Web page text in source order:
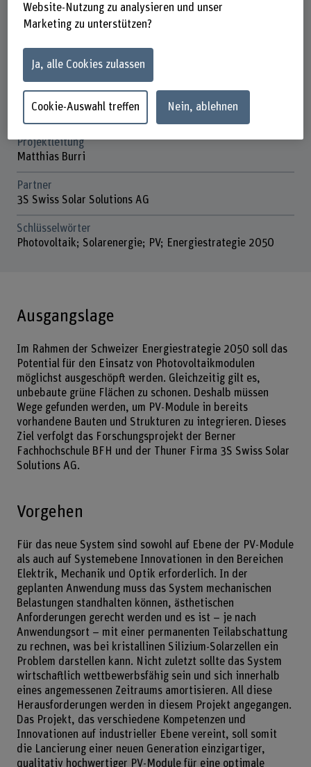
Forschungseinheit(en)
IEM / Photovoltaiksysteme
Förderorganisation
Innosuisse
Laufzeit (geplant)
01.08.2021 - 01.08.2024
Projektleitung
Matthias Burri
Partner
3S Swiss Solar Solutions AG
Schlüsselwörter
Photovoltaik; Solarenergie; PV; Energiestrategie 2050
Ausgangslage
Im Rahmen der Schweizer Energiestrategie 2050 soll das
Potential für den Einsatz von Photovoltaikmodulen
möglichst ausgeschöpft werden. Gleichzeitig gilt es,
unbebaute grüne Flächen zu schonen. Deshalb müssen
Wege gefunden werden, um PV-Module in bereits
vorhandene Bauten und Strukturen zu integrieren. Dieses
Ziel verfolgt das Forschungsprojekt der Berner
Fachhochschule BFH und der Thuner Firma 3S Swiss Solar
Solutions AG.
Vorgehen
Für das neue System sind sowohl auf Ebene der PV-Module
als auch auf Systemebene Innovationen in den Bereichen
Elektrik, Mechanik und Optik erforderlich. In der
geplanten Anwendung muss das System mechanischen
Belastungen standhalten können, ästhetischen
Anforderungen gerecht werden und es ist – je nach
Anwendungsort – mit einer permanenten Teilabschattung
zu rechnen, was bei kristallinen Silizium-Solarzellen ein
Problem darstellen kann. Nicht zuletzt sollte das System
wirtschaftlich wettbewerbsfähig sein und sich innerhalb
eines angemessenen Zeitraums amortisieren. All diese
Herausforderungen werden in diesem Projekt angegangen.
Das Projekt, das verschiedene Kompetenzen und
Innovationen auf industrieller Ebene vereint, soll somit
die Lancierung einer neuen Generation einzigartiger,
qualitativ hochwertiger PV-Module für eine optimale
Website-Nutzung zu analysieren und unser
Marketing zu unterstützen?
Ja, alle Cookies zulassen
Cookie-Auswahl treffen Nein, ablehnen